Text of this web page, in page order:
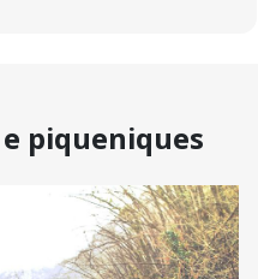
piqueniques